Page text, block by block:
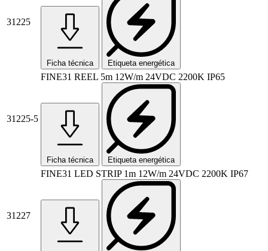
31225
Ficha técnica Etiqueta energética
31225-5
FINE31 REEL 5m 12W/m 24VDC 2200K IP65
Ficha técnica Etiqueta energética
31227
FINE31 LED STRIP 1m 12W/m 24VDC 2200K IP67